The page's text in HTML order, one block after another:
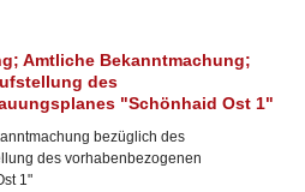
Amtliche Bekanntmachung;
des
"Schönhaid Ost 1"
bezüglich des
des vorhabenbezogenen
1"